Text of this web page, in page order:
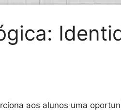
aos alunos uma